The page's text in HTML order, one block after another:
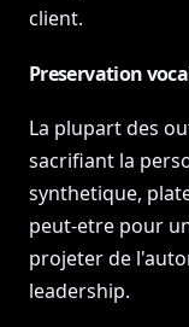
client.
Preservation
La plupart des
sacrifiant la
synthetique,
peut-etre pour
projeter de
leadership.